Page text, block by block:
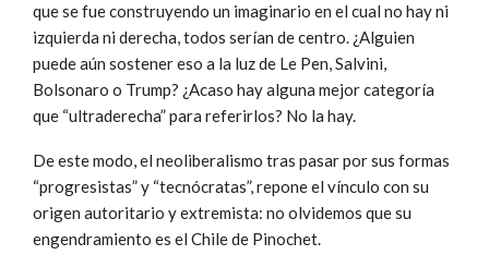
que se fue construyendo un imaginario en el cual no hay ni
izquierda ni derecha, todos serían de centro. ¿Alguien
puede aún sostener eso a la luz de Le Pen, Salvini,
Bolsonaro o Trump? ¿Acaso hay alguna mejor categoría
que “ultraderecha” para referirlos? No la hay.
De este modo, el neoliberalismo tras pasar por sus formas
“progresistas” y “tecnócratas”, repone el vínculo con su
origen autoritario y extremista: no olvidemos que su
engendramiento es el Chile de Pinochet.